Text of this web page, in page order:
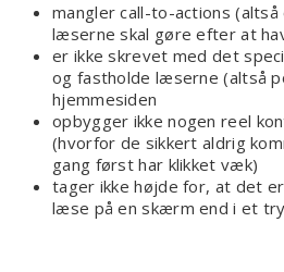
mangler call-to-actions
læserne skal gøre efter at
er ikke skrevet med det
og fastholde læserne (altså
hjemmesiden
opbygger ikke nogen reel
(hvorfor de sikkert aldrig
gang først har klikket væk)
tager ikke højde for, at det
læse på en skærm end i et